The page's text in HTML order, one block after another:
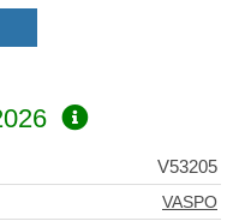
V53205
VASPO